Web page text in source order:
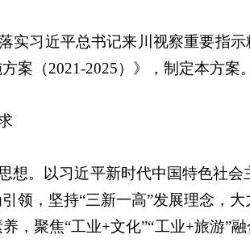
实习近平总书记来川视察重要指
案（2021-2025）》，制定本方案
思想。以习近平新时代中国特色社
领，坚持“三新一高”发展理念，
，聚焦“工业+文化”“工业+旅游”